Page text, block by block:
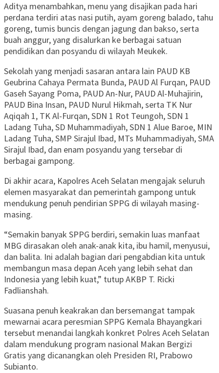
Aditya menambahkan, menu yang disajikan pada hari
perdana terdiri atas nasi putih, ayam goreng balado, tahu
goreng, tumis buncis dengan jagung dan bakso, serta
buah anggur, yang disalurkan ke berbagai satuan
pendidikan dan posyandu di wilayah Meukek.
Sekolah yang menjadi sasaran antara lain PAUD KB
Geubrina Cahaya Permata Bunda, PAUD Al Furqan, PAUD
Gaseh Sayang Poma, PAUD An-Nur, PAUD Al-Muhajirin,
PAUD Bina Insan, PAUD Nurul Hikmah, serta TK Nur
Aqiqah 1, TK Al-Furqan, SDN 1 Rot Teungoh, SDN 1
Ladang Tuha, SD Muhammadiyah, SDN 1 Alue Baroe, MIN
Ladang Tuha, SMP Sirajul Ibad, MTs Muhammadiyah, SMA
Sirajul Ibad, dan enam posyandu yang tersebar di
berbagai gampong.
Di akhir acara, Kapolres Aceh Selatan mengajak seluruh
elemen masyarakat dan pemerintah gampong untuk
mendukung penuh pendirian SPPG di wilayah masing-
masing.
“Semakin banyak SPPG berdiri, semakin luas manfaat
MBG dirasakan oleh anak-anak kita, ibu hamil, menyusui,
dan balita. Ini adalah bagian dari pengabdian kita untuk
membangun masa depan Aceh yang lebih sehat dan
Indonesia yang lebih kuat,” tutup AKBP T. Ricki
Fadlianshah.
Suasana penuh keakrakan dan bersemangat tampak
mewarnai acara peresmian SPPG Kemala Bhayangkari
tersebut menandai langkah konkret Polres Aceh Selatan
dalam mendukung program nasional Makan Bergizi
Gratis yang dicanangkan oleh Presiden RI, Prabowo
Subianto.